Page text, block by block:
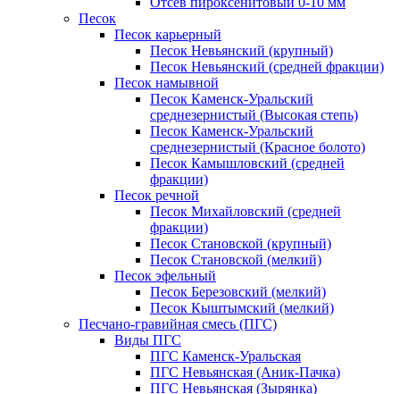
Песок
Песок карьерный
Песок Невьянский (крупный)
Песок Невьянский (средней фракции)
Песок намывной
Песок Каменск-Уральский
среднезернистый (Высокая степь)
Песок Каменск-Уральский
среднезернистый (Красное болото)
Песок Камышловский (средней
фракции)
Песок речной
Песок Михайловский (средней
фракции)
Песок Становской (крупный)
Песок Становской (мелкий)
Песок эфельный
Песок Березовский (мелкий)
Песок Кыштымский (мелкий)
Песчано-гравийная смесь (ПГС)
Виды ПГС
ПГС Каменск-Уральская
ПГС Невьянская (Аник-Пачка)
ПГС Невьянская (Зырянка)